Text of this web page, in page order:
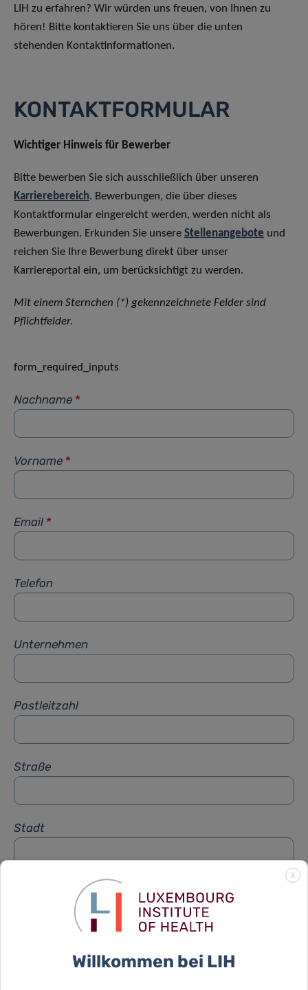
LIH zu erfahren? Wir würden uns freuen, von Ihnen zu
hören! Bitte kontaktieren Sie uns über die unten
stehenden Kontaktinformationen.
KONTAKTFORMULAR
Wichtiger Hinweis für Bewerber
Bitte bewerben Sie sich ausschließlich über unseren
Karrierebereich. Bewerbungen, die über dieses
Kontaktformular eingereicht werden, werden nicht als
Bewerbungen. Erkunden Sie unsere Stellenangebote und
reichen Sie Ihre Bewerbung direkt über unser
Karriereportal ein, um berücksichtigt zu werden.
Mit einem Sternchen (*) gekennzeichnete Felder sind
Pflichtfelder.
form_required_inputs
Nachname *
Vorname *
Email *
Telefon
Unternehmen
Postleitzahl
Straße
Stadt
X
Willkommen bei LIH